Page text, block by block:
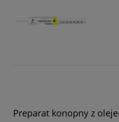
Preparat konopny z